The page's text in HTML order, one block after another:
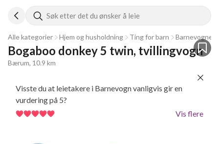
Søk etter det du ønsker å leie
Alle kategorier Hjem og husholdning Ting for barn Barnevogner
Bogaboo donkey 5 twin, tvillingvogn
Bærum, 10.9 km
Visste du at leietakere i Barnevogn vanligvis gir en
vurdering på 5?
Vis flere